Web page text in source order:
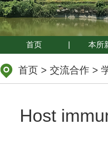
首页 本所
首页 > 交流合作 >
Host